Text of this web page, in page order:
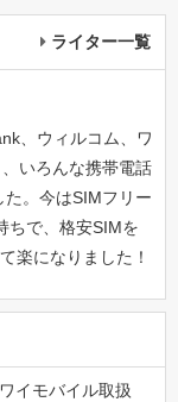
ライター一覧
、ウィルコム、ワ
いろんな携帯電話
。今はSIMフリー
ちで、格安SIMを
楽になりました！
イモバイル取扱